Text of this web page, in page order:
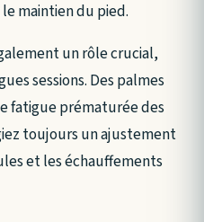
maintien du pied.
un rôle crucial,
sessions. Des palmes
fatigue prématurée des
toujours un ajustement
et les échauffements